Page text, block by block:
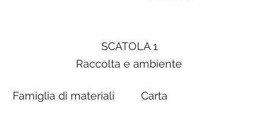
SCATOLA 1
Raccolta e ambiente
Famiglia di materiali Carta